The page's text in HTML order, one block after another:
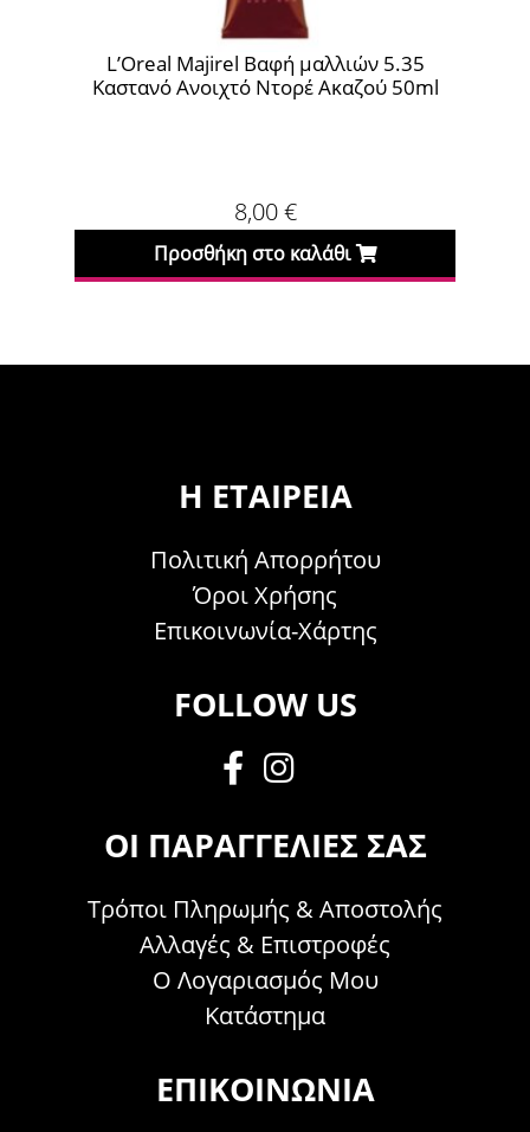
Majirel Βαφή μαλλιών 5.35
Ανοιχτό Ντορέ Ακαζού 50ml
Προσθήκη στο καλάθι
L’Oreal Majirel
Η ΕΤΑΙΡΕΊΑ
Πολιτική Απορρήτου
Όροι Χρήσης
Επικοινωνία-Χάρτης
FOLLOW US
ΟΙ ΠΑΡΑΓΓΕΛΊΕΣ ΣΑΣ
Τρόποι Πληρωμής & Αποστολής
Αλλαγές & Επιστροφές
Ο Λογαριασμός Μου
Κατάστημα
ΕΠΙΚΟΙΝΩΝΊΑ